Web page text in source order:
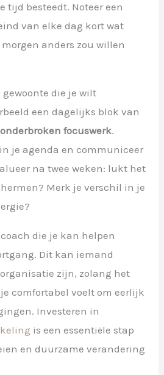
tijd besteedt. Noteer een
van elke dag kort wat
anders zou willen
gewoonte die je wilt
een dagelijks blok van
focuswerk.
je agenda en communiceer
na twee weken: lukt het
Merk je verschil in je
coach die je kan helpen
Dit kan iemand
zijn, zolang het
comfortabel voelt om eerlijk
Investeren in
is een essentiële stap
en duurzame verandering